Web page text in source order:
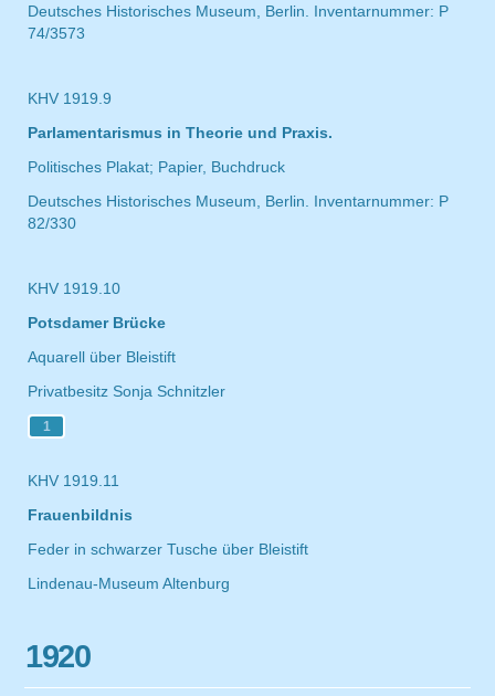
Deutsches Historisches Museum, Berlin. Inventarnummer: P
74/3573
KHV 1919.9
Parlamentarismus in Theorie und Praxis.
Politisches Plakat; Papier, Buchdruck
Deutsches Historisches Museum, Berlin. Inventarnummer: P
82/330
KHV 1919.10
Potsdamer Brücke
Aquarell über Bleistift
Privatbesitz Sonja Schnitzler
1
KHV 1919.11
Frauenbildnis
Feder in schwarzer Tusche über Bleistift
Lindenau-Museum Altenburg
1920